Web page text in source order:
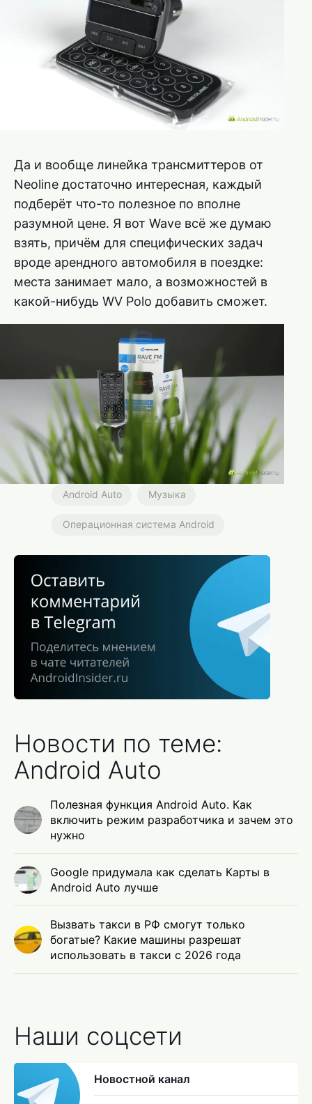
Да и вообще линейка трансмиттеров от
Neoline достаточно интересная, каждый
подберёт что-то полезное по вполне
разумной цене. Я вот Wave всё же думаю
взять, причём для специфических задач
вроде арендного автомобиля в поездке:
места занимает мало, а возможностей в
какой-нибудь WV Polo добавить сможет.
Android Auto Музыка
Операционная система Android
Новости по теме:
Android Auto
Полезная функция Android Auto. Как
включить режим разработчика и зачем это
нужно
Google придумала как сделать Карты в
Android Auto лучше
Вызвать такси в РФ смогут только
богатые? Какие машины разрешат
использовать в такси с 2026 года
Наши соцсети
Новостной канал